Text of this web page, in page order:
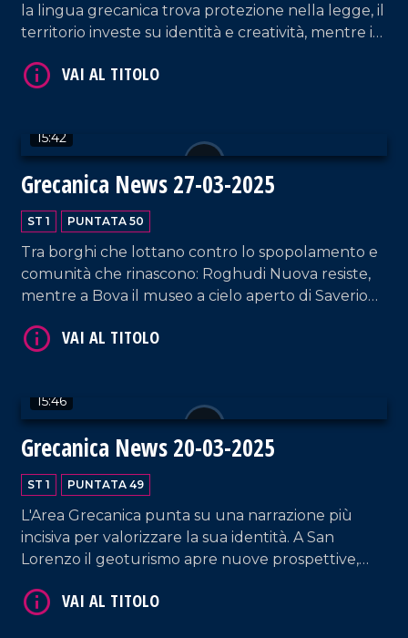
la lingua grecanica trova protezione nella legge, il
territorio investe su identità e creatività, mentre i
narrazione culturale.
15:42
Grecanica News 27-03-2025
ST 1 PUNTATA 50
Tra borghi che lottano contro lo spopolamento e
comunità che rinascono: Roghudi Nuova resiste,
mentre a Bova il museo a cielo aperto di Saverio
che ce l'ha fatta, come spiega il vicesindaco
15:46
Grecanica News 20-03-2025
ST 1 PUNTATA 49
L'Area Grecanica punta su una narrazione più
incisiva per valorizzare la sua identità. A San
Lorenzo il geoturismo apre nuove prospettive,
Bruxelles arrivano segnali per il futuro della